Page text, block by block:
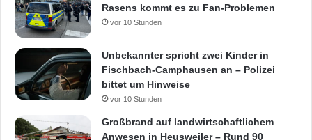
Rasens kommt es zu Fan-Problemen
vor 10 Stunden
Unbekannter spricht zwei Kinder in
Fischbach-Camphausen an – Polizei
bittet um Hinweise
vor 10 Stunden
Großbrand auf landwirtschaftlichem
Anwesen in Heusweiler – Rund 90